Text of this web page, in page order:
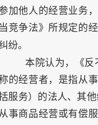
加他人的经营业务
竞争法》所规定的
纷。
本院认为，《反
的经营者，是指从
服务）的法人、其
事商品经营或有偿